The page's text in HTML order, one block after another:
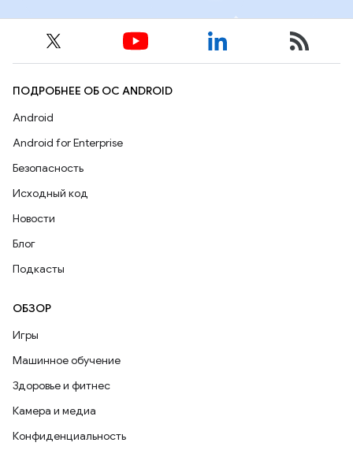
ПОДРОБНЕЕ ОБ ОС ANDROID
Android
Android for Enterprise
Безопасность
Исходный код
Новости
Блог
Подкасты
ОБЗОР
Игры
Машинное обучение
Здоровье и фитнес
Камера и медиа
Конфиденциальность